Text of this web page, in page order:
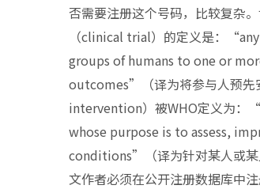
否需要注册这个号码，比较复杂
（clinical trial）的定义是：
groups of humans to one or
outcomes”（译为将参与人预先
intervention）被WHO定义为
whose purpose is to assess,
conditions”（译为针对某人或某
文作者必须在公开注册数据库中